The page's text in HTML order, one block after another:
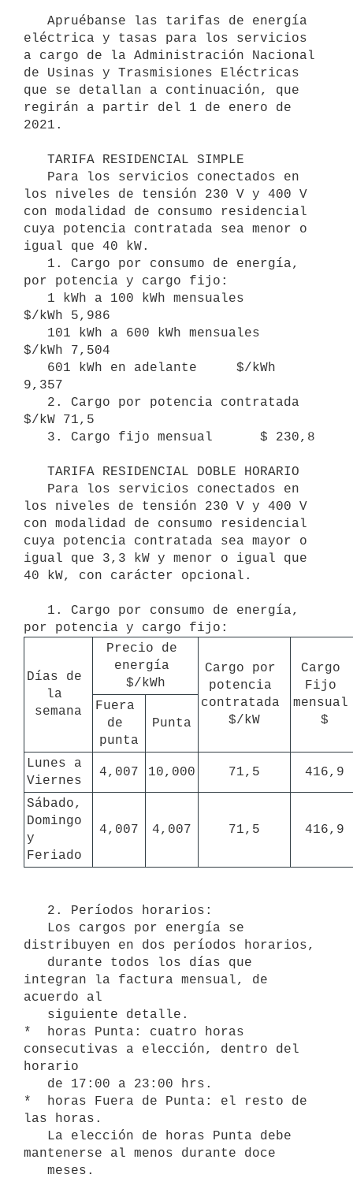
eléctrica y tasas para los servicios
a cargo de la Administración Nacional
de Usinas y Trasmisiones Eléctricas
que se detallan a continuación, que
regirán a partir del 1 de enero de
2021.
los niveles de tensión 230 V y 400 V
con modalidad de consumo residencial
cuya potencia contratada sea menor o
igual que 40 kW.
por potencia y cargo fijo:
$/kWh 5,986
$/kWh 7,504
9,357
$/kW 71,5
los niveles de tensión 230 V y 400 V
con modalidad de consumo residencial
cuya potencia contratada sea mayor o
igual que 3,3 kW y menor o igual que
40 kW, con carácter opcional.
Días de
la
semana
Precio de
energía
$/kWh
Cargo por
potencia
contratada
$/kW
Cargo
Fijo
mensual
$
Fuera
de
punta
Punta
Lunes a
Viernes
4,007 10,000 71,5 416,9
Sábado,
Domingo
y
Feriado
4,007 4,007 71,5 416,9
distribuyen en dos períodos horarios,
integran la factura mensual, de
acuerdo al
*  horas Punta: cuatro horas
consecutivas a elección, dentro del
horario
*  horas Fuera de Punta: el resto de
las horas.
mantenerse al menos durante doce